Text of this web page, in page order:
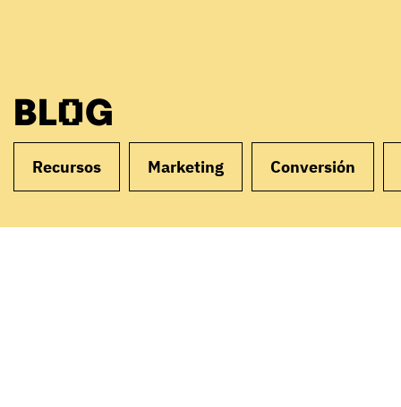
BLOG
Recursos Marketing Conversión